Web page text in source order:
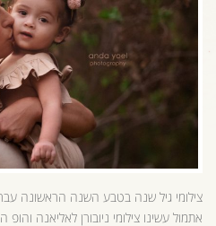
צילומי גיל שנה בטבע השנה הראשונה
אתמול עשינו צילומי ניובורן לאליאנה